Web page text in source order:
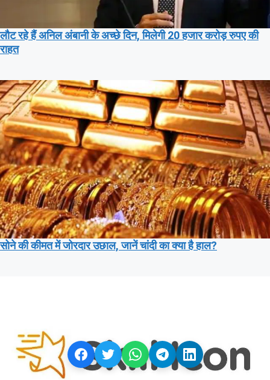
लौट रहे हैं अनिल अंबानी के अच्छे दिन, मिलेगी 20 हजार करोड़ रुपए की
राहत
सोने की कीमत में जोरदार उछाल, जानें चांदी का क्या है हाल?